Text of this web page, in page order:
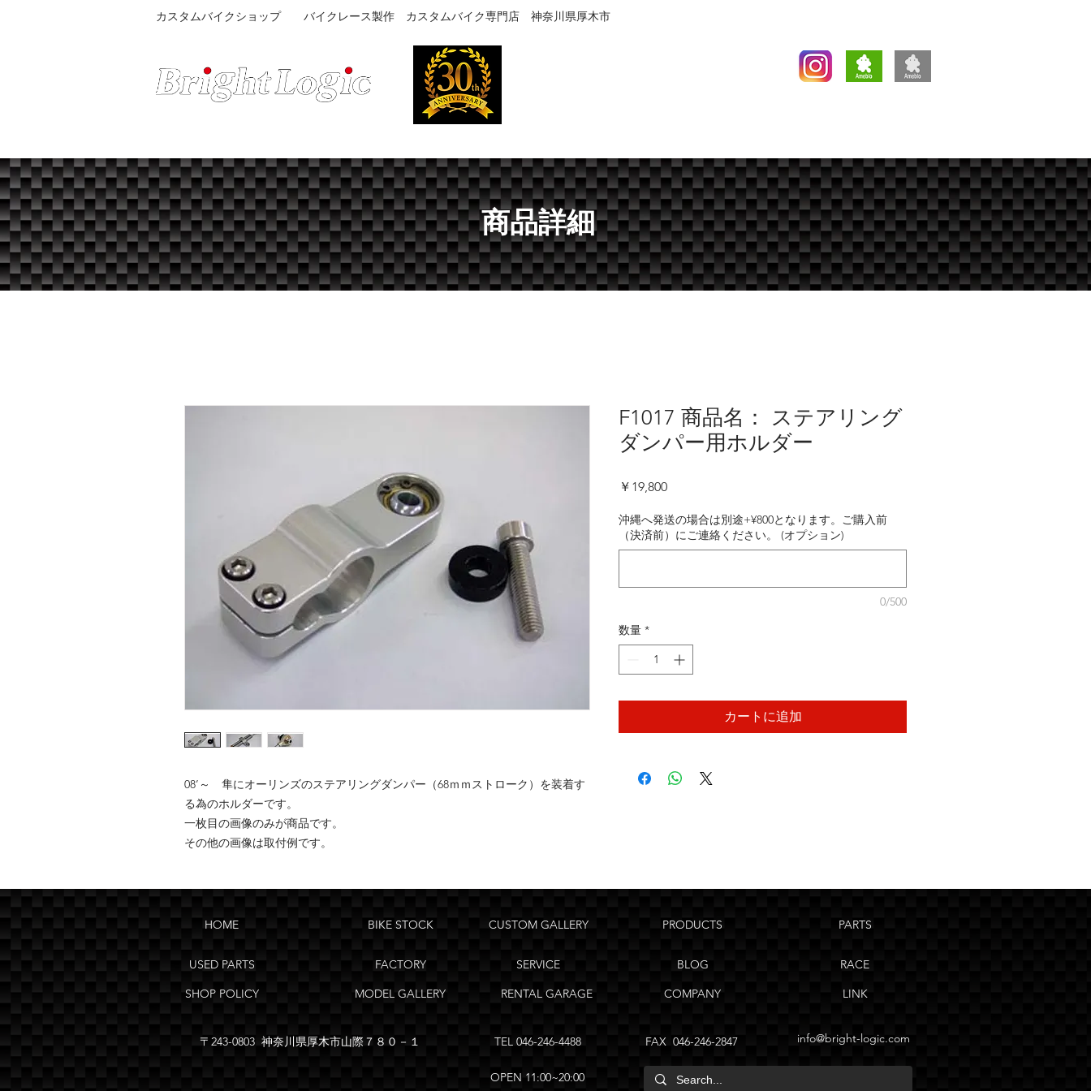
カスタムバイクショップ バイクレース製作 カスタムバイク専門店 神奈川県厚木市
商品詳細
08’～ 隼にオーリンズのステアリングダンパー（68ｍｍストローク）を装着す
る為のホルダーです。
一枚目の画像のみが商品です。
その他の画像は取付例です。
F1017 商品名： ステアリング
ダンパー用ホルダー
￥19,800価
沖縄へ発送の場合は別途+¥800となります。ご購入前
（決済前）にご連絡ください。 (オプション)
0/500
数量 *
カートに追加
HOME
USED PARTS
SHOP POLICY
BIKE STOCK
FACTORY
MODEL GALLERY
CUSTOM GALLERY
SERVICE
RENTAL GARAGE
PRODUCTS
BLOG
COMPANY
PARTS
RACE
LINK
〒243-0803 神奈川県厚木市山際７８０－１ TEL 046-246-4488
OPEN 11:00~20:00
FAX 046-246-2847 info@bright-logic.com